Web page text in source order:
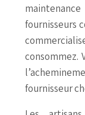
fournisseurs
consommez.
fournisseur